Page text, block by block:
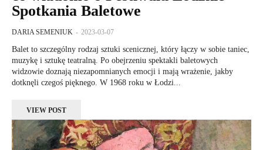
Spotkania Baletowe
DARIA SEMENIUK - 2023-03-07
Balet to szczególny rodzaj sztuki scenicznej, który łączy w sobie taniec,
muzykę i sztukę teatralną. Po obejrzeniu spektakli baletowych
widzowie doznają niezapomnianych emocji i mają wrażenie, jakby
dotknęli czegoś pięknego. W 1968 roku w Łodzi...
VIEW POST